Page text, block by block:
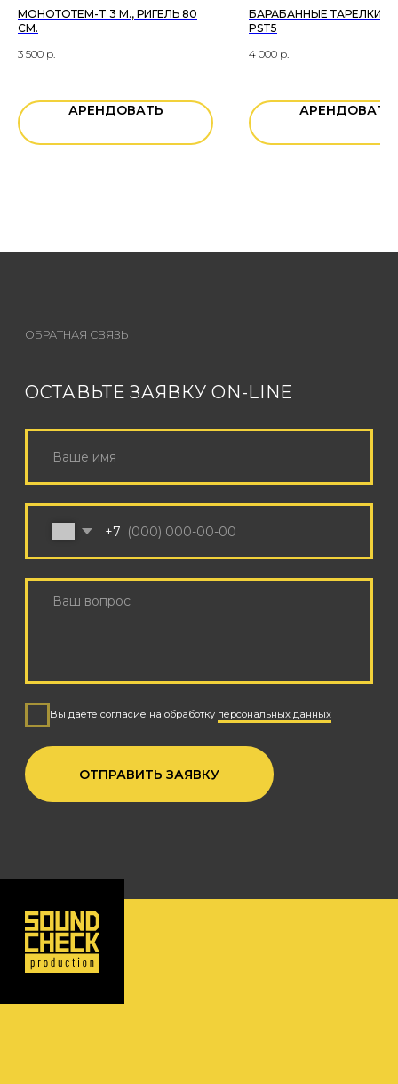
МОНОТОТЕМ-T 3 М., РИГЕЛЬ 80
СМ.
3 500 р.
АРЕНДОВАТЬ
БАРАБАННЫЕ ТАРЕЛКИ
PST5
4 000 р.
АРЕНДОВАТЬ
+7 (926) 162-79-34
Режим работы с 9:00 до 21:00 по МСК
персональных данных